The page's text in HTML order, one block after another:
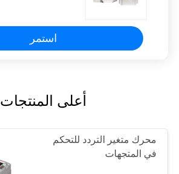
استمر
أعلى المنتجات
محرك متغير التردد للتحكم
في المتجهات